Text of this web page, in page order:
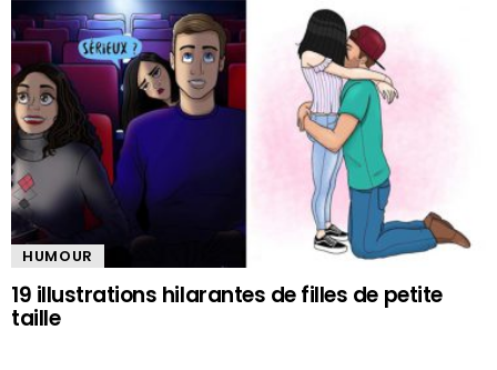
HUMOUR
19 illustrations hilarantes de filles de petite
taille